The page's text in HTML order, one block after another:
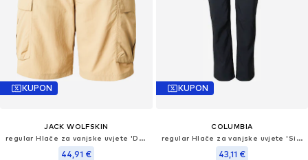
KUPON
JACK WOLFSKIN
regular Hlače za vanjske uvjete 'DUNELAND'
44,91 €
KUPON
COLUMBIA
regular Hlače za vanjske uvjete 'Silver Ridge™'
43,11 €